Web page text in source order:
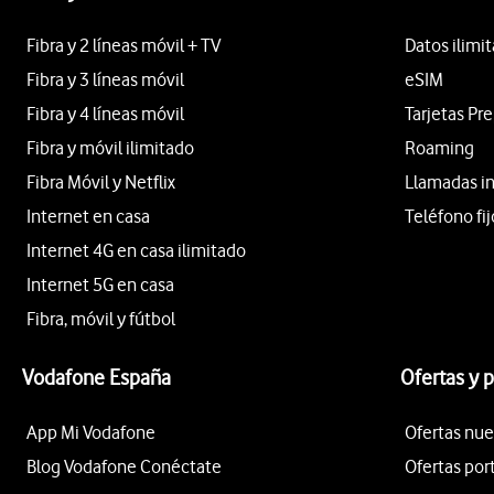
Fibra y 2 líneas móvil + TV
Fibra y 3 líneas móvil
Fibra y 4 líneas móvil
Fibra y móvil ilimitado
Fibra Móvil y Netflix
Internet en casa
Internet 4G en casa ilimitado
Internet 5G en casa
Fibra, móvil y fútbol
Datos
eSIM
Tarjetas
Roaming
Llamadas
Teléfono
Vodafone España
App Mi Vodafone
Blog Vodafone Conéctate
Ofertas y
Ofertas
Ofertas